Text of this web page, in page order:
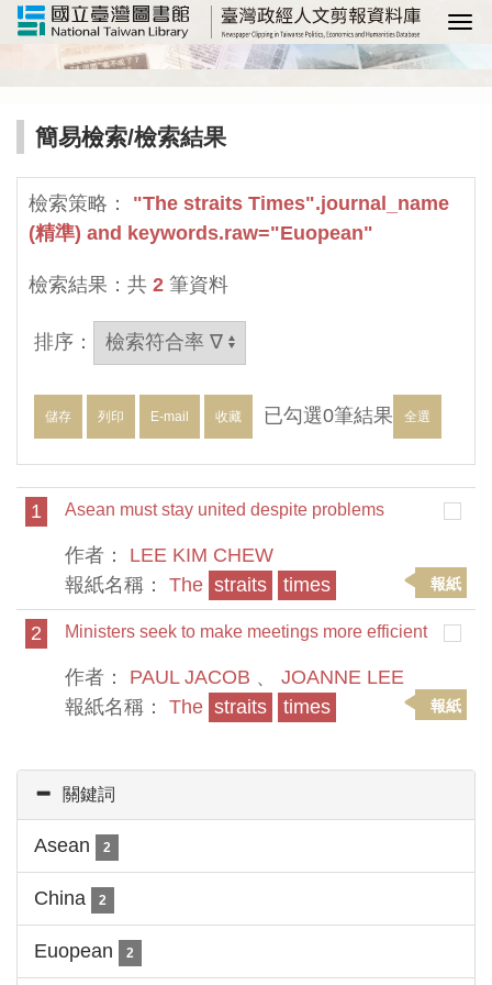
選
簡易檢索/檢索結果
檢索策略：
"The straits Times".journal_name
(精準) and keywords.raw="Euopean"
檢索結果：共 2 筆資料
排序：
儲存 列印 E-mail 收藏 已勾選0筆結果 全選
1 Asean must stay united despite problems
作者： LEE KIM CHEW
報紙名稱： The straits times 報紙
2 Ministers seek to make meetings more efficient
作者： PAUL JACOB 、 JOANNE LEE
報紙名稱： The straits times 報紙
關鍵詞
Asean 2
China 2
Euopean 2